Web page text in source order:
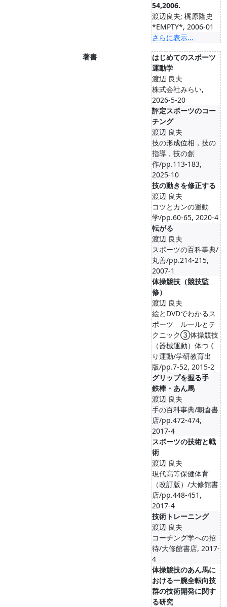
54,2006.
渡辺良夫; 梶原隆史
*EMPTY*, 2006-01
さらに表示...
著書
はじめてのスポーツ
運動学
渡辺 良夫
株式会社みらい,
2026-5-20
評定スポーツのコー
チング
渡辺 良夫
技の形成位相，技の
指導，技の創
作/pp.113-183,
2025-10
技の動きを修正する
渡辺 良夫
コツとカンの運動
学/pp.60-65, 2020-4
転がる
渡辺 良夫
スポーツの百科事典/
丸善/pp.214-215,
2007-1
体操競技（競技監
修）
渡辺 良夫
絵とDVDでわかるス
ポーツ ルールとテ
クニック③体操競技
（器械運動）体つく
り運動/学研教育出
版/pp.7-52, 2015-2
グリップを握る手
鉄棒・あん馬
渡辺 良夫
手の百科事典/朝倉書
店/pp.472-474,
2017-4
スポーツの技術と戦
術
渡辺 良夫
現代高等保健体育
（改訂版）/大修館書
店/pp.448-451,
2017-4
技術トレーニング
渡辺 良夫
コーチング学への招
待/大修館書店, 2017-
4
体操競技のあん馬に
おける一腕全転向技
群の技術開発に関す
る研究